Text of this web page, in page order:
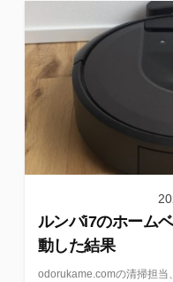
ルンバi7のホーム
動した結果
odorukame.comの清掃担当